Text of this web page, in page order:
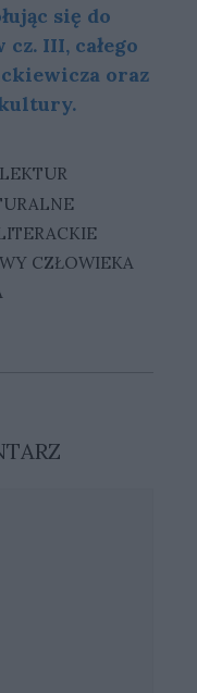
się do
III, całego
oraz
CZŁOWIEKA